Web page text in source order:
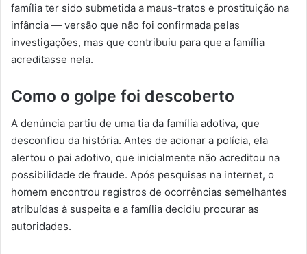
família ter sido submetida a maus-tratos e prostituição na
infância — versão que não foi confirmada pelas
investigações, mas que contribuiu para que a família
acreditasse nela.
Como o golpe foi descoberto
A denúncia partiu de uma tia da família adotiva, que
desconfiou da história. Antes de acionar a polícia, ela
alertou o pai adotivo, que inicialmente não acreditou na
possibilidade de fraude. Após pesquisas na internet, o
homem encontrou registros de ocorrências semelhantes
atribuídas à suspeita e a família decidiu procurar as
autoridades.